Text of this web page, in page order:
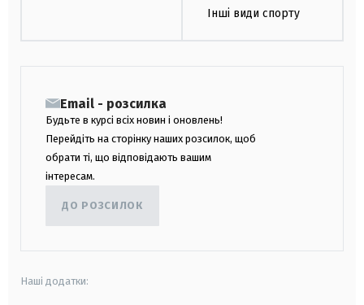
Інші види спорту
Email - розсилка
Будьте в курсі всіх новин і оновлень!
Перейдіть на сторінку наших розсилок, щоб
обрати ті, що відповідають вашим
інтересам.
ДО РОЗСИЛОК
Наші додатки: